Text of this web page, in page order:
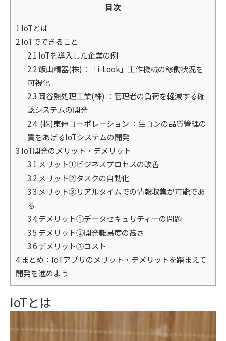
目次
1 IoTとは
2IoTでできること
2.1 IoTを導入した企業の例
2.2飯山精器(株)：「i-Look」工作機械の稼働状況を
可視化
2.3 岡谷熱処理工業(株) ：管理者の負荷を軽減する確
認システムの開発
2.4(株)東伸コーポレーション ：生コンの品質管理の
質をあげるIoTシステムの開発
3 IoT開発のメリット・デメリット
3.1 メリット①ビジネスプロセスの改善
3.2メリット②タスクの自動化
3.3 メリット③リアルタイムでの情報収集が可能であ
る
3.4デメリット①データセキュリティーの問題
3.5 デメリット②開発難易度の高さ
3.6デメリット③コスト
4まとめ：IoTアプリのメリット・デメリットを踏まえて
開発を進めよう
IoTとは